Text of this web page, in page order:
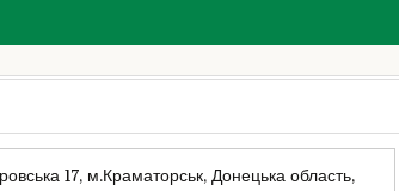
17, м.Краматорськ, Донецька область,